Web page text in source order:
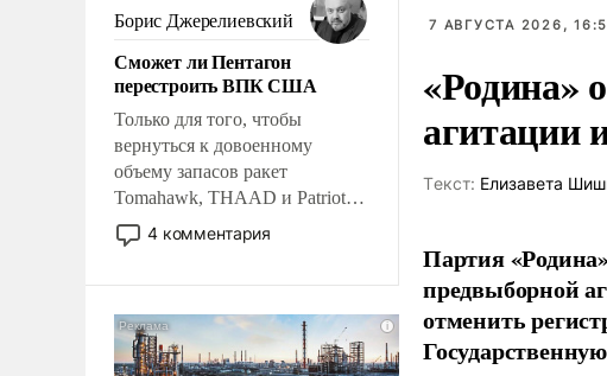
и ее реализация радикально
поднимет наши боевые
возможности.
Борис Джерелиевский
Сможет ли Пентагон
перестроить ВПК США
Только для того, чтобы
вернуться к довоенному
объему запасов ракет
Tomahawk, THAAD и Patriot
США потребуется более трех
лет. Даже небольшая война с
Сложившаяся ситуация
означает многолетний период
4 комментария
7 АВГУСТА 2026,
«Родина»
агитации
Tекст: Елизавета
Партия
предвыборной
отменить